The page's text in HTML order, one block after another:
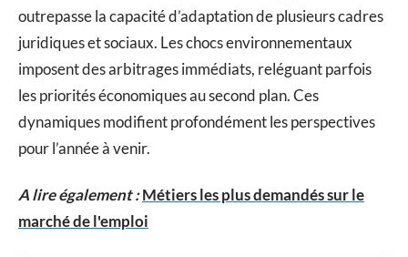
outrepasse la capacité d’adaptation de plusieurs cadres
juridiques et sociaux. Les chocs environnementaux
imposent des arbitrages immédiats, reléguant parfois
les priorités économiques au second plan. Ces
dynamiques modifient profondément les perspectives
pour l’année à venir.
A lire également :Métiers les plus demandés sur le
marché de l'emploi